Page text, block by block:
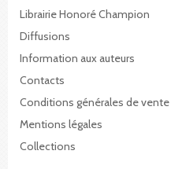
Librairie Honoré Champion
Diffusions
Information aux auteurs
Contacts
Conditions générales de vente
Mentions légales
Collections